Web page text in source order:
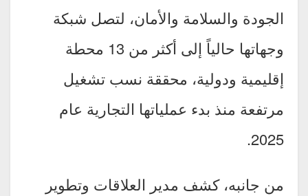
الجودة والسلامة والأمان، لتصل شبكة
وجهاتها حالياً إلى أكثر من 13 محطة
إقليمية ودولية، محققة نسب تشغيل
مرتفعة منذ بدء عملياتها التجارية عام
2025.
من جانبه، كشف مدير العلاقات وتطوير